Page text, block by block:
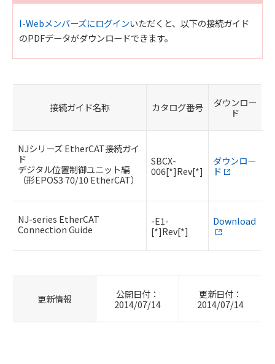
I-Webメンバーズにログインいただくと、以下の接続ガイド
のPDFデータがダウンロードできます。
接続ガイド名称 カタログ番号
ダウンロー
ド
NJシリーズ EtherCAT接続ガイ
ド
デジタル位置制御ユニット編
（形EPOS3 70/10 EtherCAT）
SBCX-
006[*]Rev[*]
ダウンロー
ド
NJ-series EtherCAT
Connection Guide
-E1-
[*]Rev[*]
Download
更新情報
公開日付：
2014/07/14
更新日付：
2014/07/14